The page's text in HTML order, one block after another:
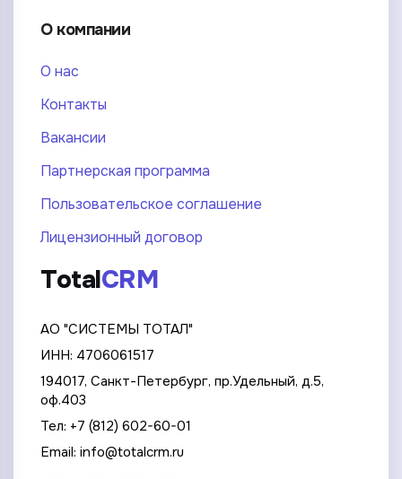
О компании
О нас
Контакты
Вакансии
Партнерская программа
Пользовательское соглашение
Лицензионный договор
TotalCRM
АО "СИСТЕМЫ ТОТАЛ"
ИНН: 4706061517
194017, Санкт-Петербург, пр.Удельный, д.5,
оф.403
Тел: +7 (812) 602-60-01
Email: info@totalcrm.ru